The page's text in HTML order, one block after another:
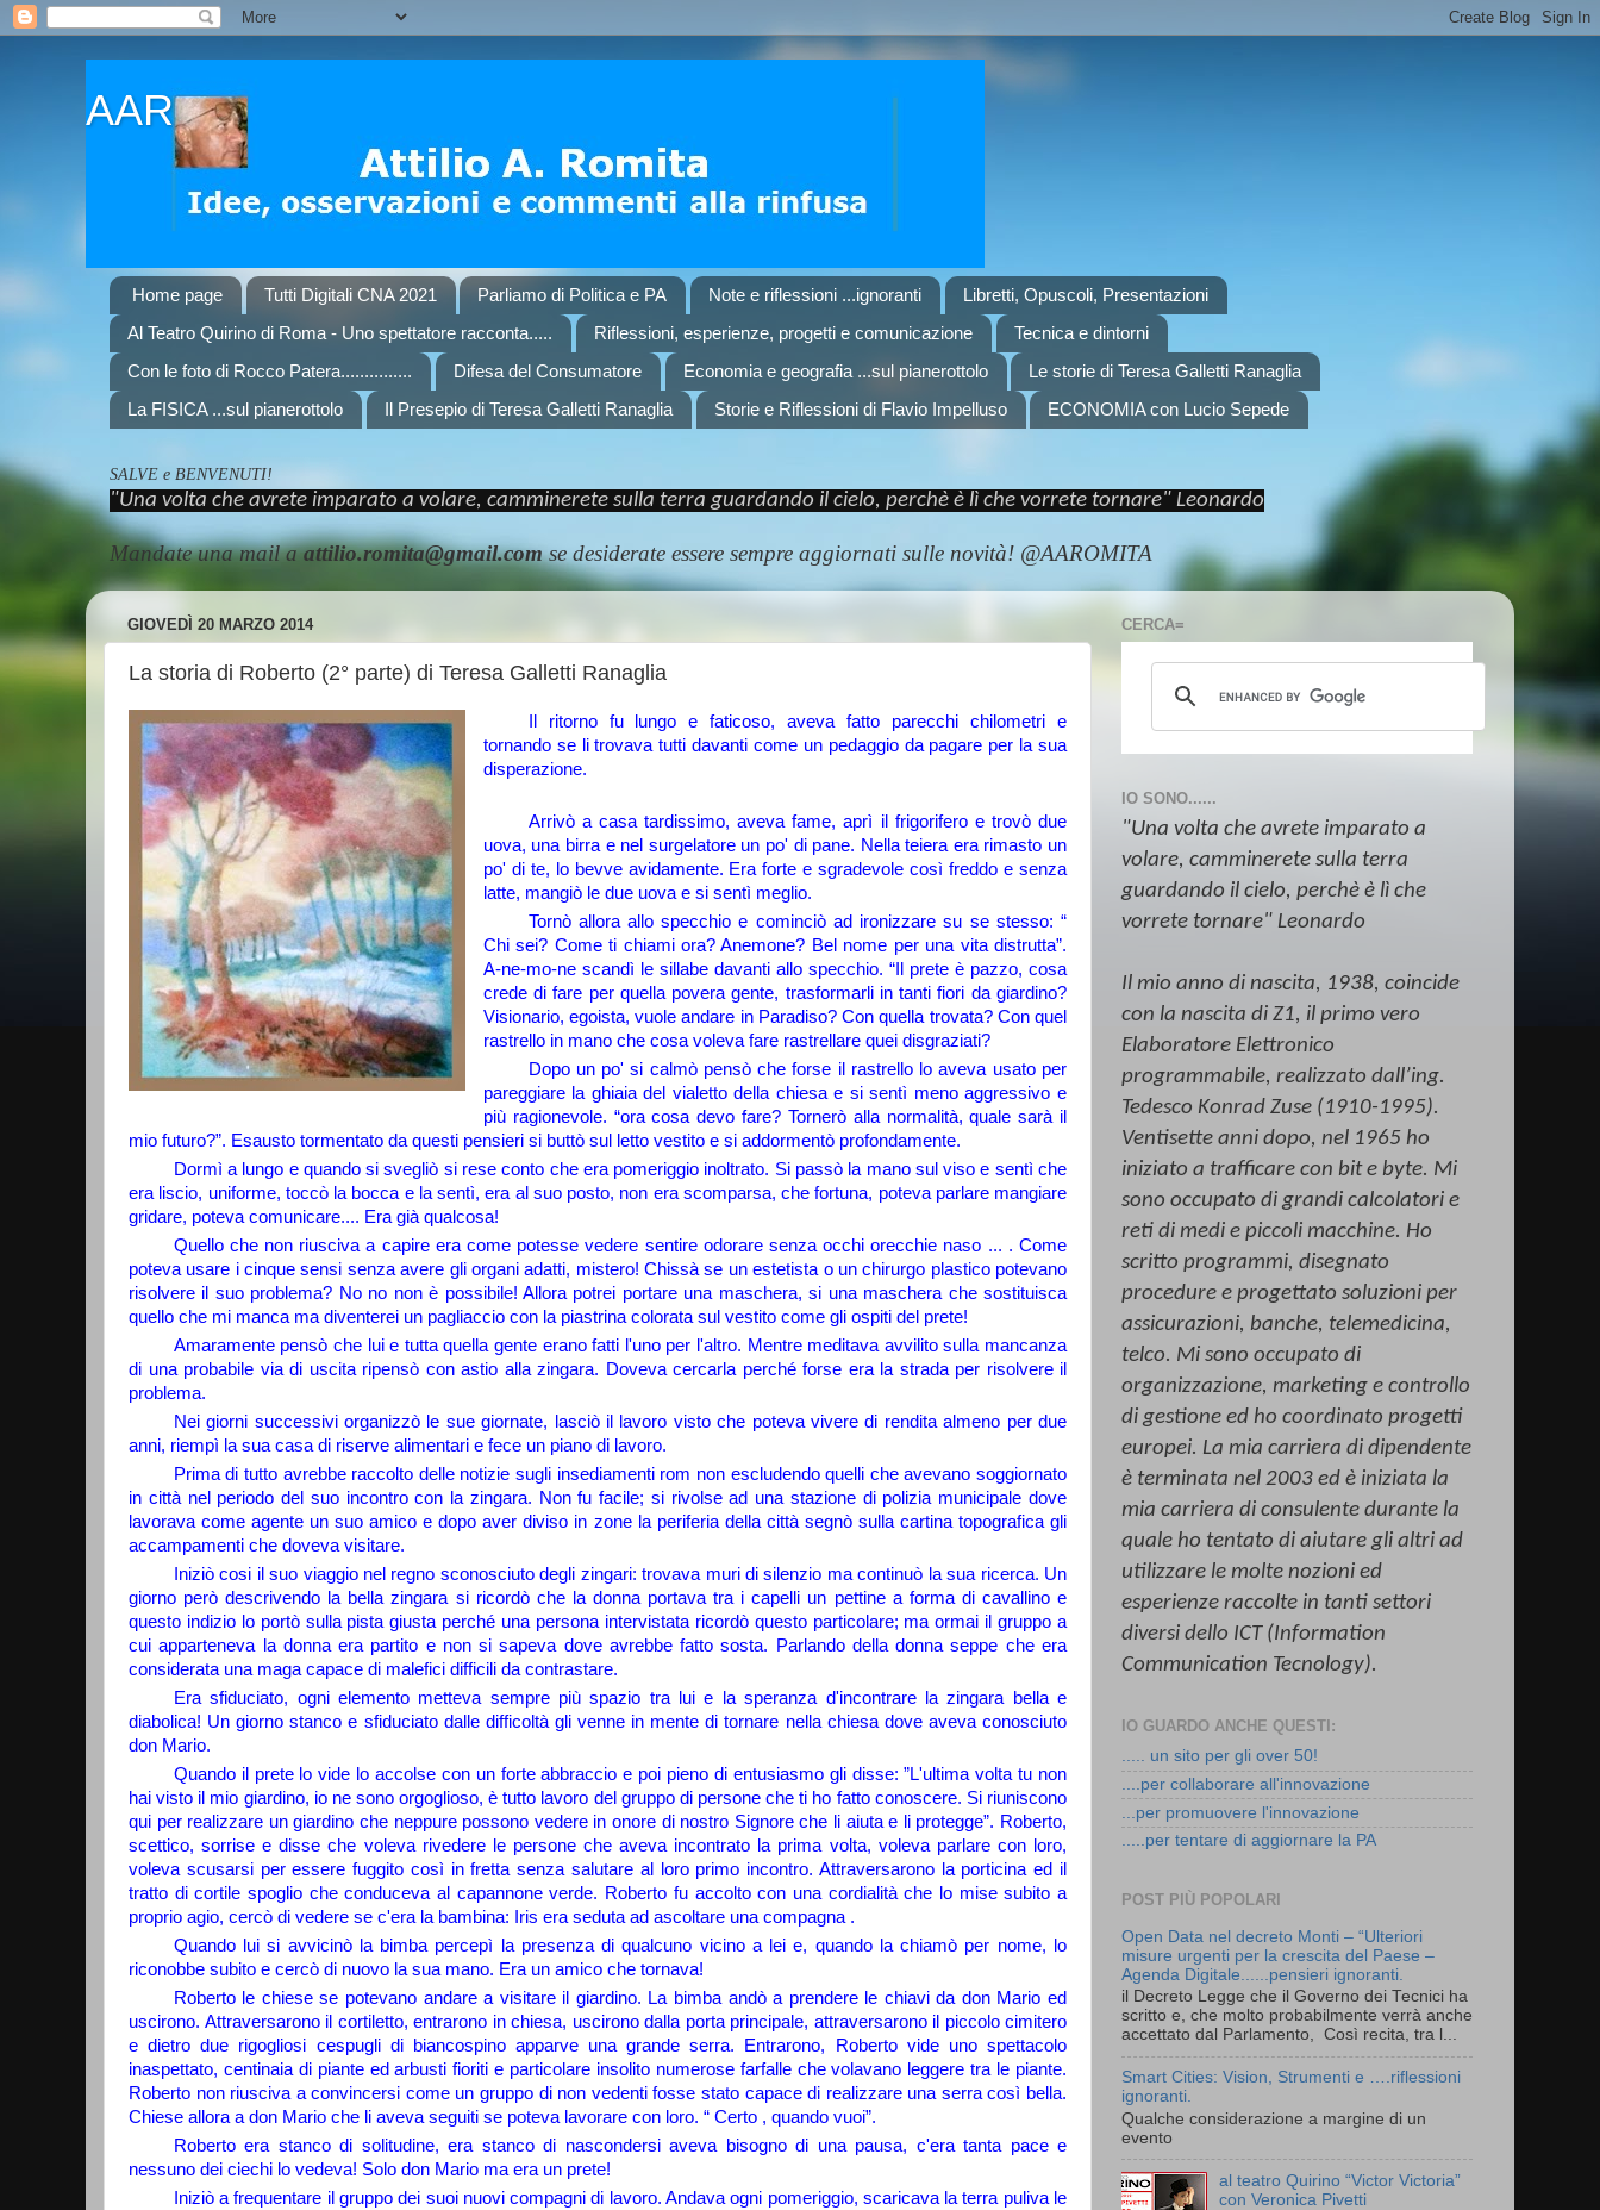
AAR
Home page Tutti Digitali CNA 2021 Parliamo di Politica e PA Note e riflessioni ...ignoranti
Libretti, Opuscoli, Presentazioni
Al Teatro Quirino di Roma - Uno spettatore racconta.....
Riflessioni, esperienze, progetti e comunicazione
Tecnica e dintorni
Con le foto di Rocco Patera...............
Difesa del Consumatore Economia e geografia ...sul pianerottolo
Le storie di Teresa Galletti Ranaglia
La FISICA ...sul pianerottolo
Il Presepio di Teresa Galletti Ranaglia Storie e Riflessioni di Flavio Impelluso ECONOMIA con Lucio Sepede
SALVE e BENVENUTI!
"Una volta che avrete imparato a volare, camminerete sulla terra guardando il cielo, perchè è lì che vorrete tornare" Leonardo
Mandate una mail aattilio.romita@gmail.comse desiderate essere sempre aggiornati sulle novità! @AAROMITA
GIOVEDÌ 20 MARZO 2014
La storia di Roberto (2° parte) di Teresa Galletti Ranaglia
Il ritorno fu lungo e faticoso, aveva fatto parecchi chilometri e
tornando se li trovava tutti davanti come un pedaggio da pagare per la sua
disperazione.
Arrivò a casa tardissimo, aveva fame, aprì il frigorifero e trovò due
uova, una birra e nel surgelatore un po' di pane. Nella teiera era rimasto un
po' di te, lo bevve avidamente. Era forte e sgradevole così freddo e senza
latte, mangiò le due uova e si sentì meglio.
Tornò allora allo specchio e cominciò ad ironizzare su se stesso: “
Chi sei? Come ti chiami ora? Anemone? Bel nome per una vita distrutta”.
A-ne-mo-ne scandì le sillabe davanti allo specchio. “Il prete è pazzo, cosa
crede di fare per quella povera gente, trasformarli in tanti fiori da giardino?
Visionario, egoista, vuole andare in Paradiso? Con quella trovata? Con quel
rastrello in mano che cosa voleva fare rastrellare quei disgraziati?
Dopo un po' si calmò pensò che forse il rastrello lo aveva usato per
pareggiare la ghiaia del vialetto della chiesa e si sentì meno aggressivo e
più ragionevole. “ora cosa devo fare? Tornerò alla normalità, quale sarà il
mio futuro?”. Esausto tormentato da questi pensieri si buttò sul letto vestito e si addormentò profondamente.
Dormì a lungo e quando si svegliò si rese conto che era pomeriggio inoltrato. Si passò la mano sul viso e sentì che
era liscio, uniforme, toccò la bocca e la sentì, era al suo posto, non era scomparsa, che fortuna, poteva parlare mangiare
gridare, poteva comunicare.... Era già qualcosa!
Quello che non riusciva a capire era come potesse vedere sentire odorare senza occhi orecchie naso ... . Come
poteva usare i cinque sensi senza avere gli organi adatti, mistero! Chissà se un estetista o un chirurgo plastico potevano
risolvere il suo problema? No no non è possibile! Allora potrei portare una maschera, si una maschera che sostituisca
quello che mi manca ma diventerei un pagliaccio con la piastrina colorata sul vestito come gli ospiti del prete!
Amaramente pensò che lui e tutta quella gente erano fatti l'uno per l'altro. Mentre meditava avvilito sulla mancanza
di una probabile via di uscita ripensò con astio alla zingara. Doveva cercarla perché forse era la strada per risolvere il
problema.
Nei giorni successivi organizzò le sue giornate, lasciò il lavoro visto che poteva vivere di rendita almeno per due
anni, riempì la sua casa di riserve alimentari e fece un piano di lavoro.
Prima di tutto avrebbe raccolto delle notizie sugli insediamenti rom non escludendo quelli che avevano soggiornato
in città nel periodo del suo incontro con la zingara. Non fu facile; si rivolse ad una stazione di polizia municipale dove
lavorava come agente un suo amico e dopo aver diviso in zone la periferia della città segnò sulla cartina topografica gli
accampamenti che doveva visitare.
Iniziò cosi il suo viaggio nel regno sconosciuto degli zingari: trovava muri di silenzio ma continuò la sua ricerca. Un
giorno però descrivendo la bella zingara si ricordò che la donna portava tra i capelli un pettine a forma di cavallino e
questo indizio lo portò sulla pista giusta perché una persona intervistata ricordò questo particolare; ma ormai il gruppo a
cui apparteneva la donna era partito e non si sapeva dove avrebbe fatto sosta. Parlando della donna seppe che era
considerata una maga capace di malefici difficili da contrastare.
Era sfiduciato, ogni elemento metteva sempre più spazio tra lui e la speranza d'incontrare la zingara bella e
diabolica! Un giorno stanco e sfiduciato dalle difficoltà gli venne in mente di tornare nella chiesa dove aveva conosciuto
don Mario.
Quando il prete lo vide lo accolse con un forte abbraccio e poi pieno di entusiasmo gli disse: ”L'ultima volta tu non
hai visto il mio giardino, io ne sono orgoglioso, è tutto lavoro del gruppo di persone che ti ho fatto conoscere. Si riuniscono
qui per realizzare un giardino che neppure possono vedere in onore di nostro Signore che li aiuta e li protegge”. Roberto,
scettico, sorrise e disse che voleva rivedere le persone che aveva incontrato la prima volta, voleva parlare con loro,
voleva scusarsi per essere fuggito così in fretta senza salutare al loro primo incontro. Attraversarono la porticina ed il
tratto di cortile spoglio che conduceva al capannone verde. Roberto fu accolto con una cordialità che lo mise subito a
proprio agio, cercò di vedere se c'era la bambina: Iris era seduta ad ascoltare una compagna .
Quando lui si avvicinò la bimba percepì la presenza di qualcuno vicino a lei e, quando la chiamò per nome, lo
riconobbe subito e cercò di nuovo la sua mano. Era un amico che tornava!
Roberto le chiese se potevano andare a visitare il giardino. La bimba andò a prendere le chiavi da don Mario ed
uscirono. Attraversarono il cortiletto, entrarono in chiesa, uscirono dalla porta principale, attraversarono il piccolo cimitero
e dietro due rigogliosi cespugli di biancospino apparve una grande serra. Entrarono, Roberto vide uno spettacolo
inaspettato, centinaia di piante ed arbusti fioriti e particolare insolito numerose farfalle che volavano leggere tra le piante.
Roberto non riusciva a convincersi come un gruppo di non vedenti fosse stato capace di realizzare una serra così bella.
Chiese allora a don Mario che li aveva seguiti se poteva lavorare con loro. “ Certo , quando vuoi”.
Roberto era stanco di solitudine, era stanco di nascondersi aveva bisogno di una pausa, c'era tanta pace e
nessuno dei ciechi lo vedeva! Solo don Mario ma era un prete!
Iniziò a frequentare il gruppo dei suoi nuovi compagni di lavoro. Andava ogni pomeriggio, scaricava la terra puliva le
CERCA=
IO SONO......
"Una volta che avrete imparato a
volare, camminerete sulla terra
guardando il cielo, perchè è lì che
vorrete tornare" Leonardo
Il mio anno di nascita, 1938, coincide
con la nascita di Z1, il primo vero
Elaboratore Elettronico
programmabile, realizzato dall’ing.
Tedesco Konrad Zuse (1910-1995).
Ventisette anni dopo, nel 1965 ho
iniziato a trafficare con bit e byte. Mi
sono occupato di grandi calcolatori e
reti di medi e piccoli macchine. Ho
scritto programmi, disegnato
procedure e progettato soluzioni per
assicurazioni, banche, telemedicina,
telco. Mi sono occupato di
organizzazione, marketing e controllo
di gestione ed ho coordinato progetti
europei. La mia carriera di dipendente
è terminata nel 2003 ed è iniziata la
mia carriera di consulente durante la
quale ho tentato di aiutare gli altri ad
utilizzare le molte nozioni ed
esperienze raccolte in tanti settori
diversi dello ICT (Information
Communication Tecnology).
IO GUARDO ANCHE QUESTI:
..... un sito per gli over 50!
....per collaborare all'innovazione
...per promuovere l'innovazione
.....per tentare di aggiornare la PA
POST PIÙ POPOLARI
Open Data nel decreto Monti – “Ulteriori
misure urgenti per la crescita del Paese –
Agenda Digitale......pensieri ignoranti.
il Decreto Legge che il Governo dei Tecnici ha
scritto e, che molto probabilmente verrà anche
accettato dal Parlamento, Così recita, tra l...
Smart Cities: Vision, Strumenti e ….riflessioni
ignoranti.
Qualche considerazione a margine di un
evento
al teatro Quirino “Victor Victoria”
con Veronica Pivetti